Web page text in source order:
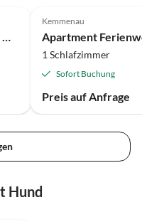
Kemmenau
Apartment
1 Schlafzimmer
Sofort Buchung
Preis auf Anfrage
Hund